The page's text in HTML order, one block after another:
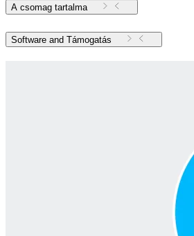
A csomag tartalma
Software and Támogatás